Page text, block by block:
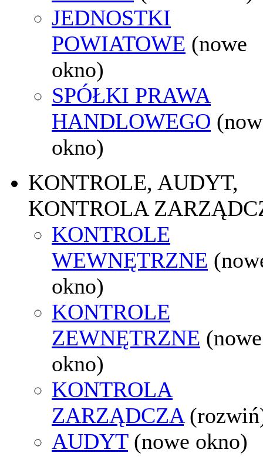
JEDNOSTKI
POWIATOWE (nowe
okno)
SPÓŁKI PRAWA
HANDLOWEGO
okno)
KONTROLE, AUDYT,
KONTROLA
KONTROLE
WEWNĘTRZNE
okno)
KONTROLE
ZEWNĘTRZNE (nowe
okno)
KONTROLA
ZARZĄDCZA
AUDYT (nowe okno)